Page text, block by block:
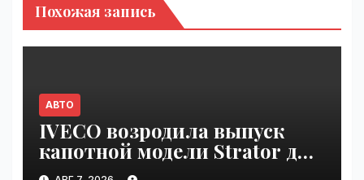
Похожая запись
АВТО
IVECO возродила выпуск
капотной модели Strator для
Европы | VseTime.ru